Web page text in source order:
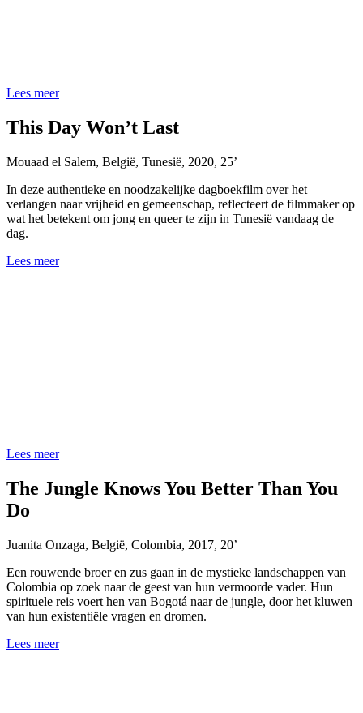
Lees meer
This Day Won’t Last
Mouaad el Salem, België, Tunesië, 2020, 25’
In deze authentieke en noodzakelijke dagboekfilm over het
verlangen naar vrijheid en gemeenschap, reflecteert de filmmaker op
wat het betekent om jong en queer te zijn in Tunesië vandaag de
dag.
Lees meer
Lees meer
The Jungle Knows You Better Than You
Do
Juanita Onzaga, België, Colombia, 2017, 20’
Een rouwende broer en zus gaan in de mystieke landschappen van
Colombia op zoek naar de geest van hun vermoorde vader. Hun
spirituele reis voert hen van Bogotá naar de jungle, door het kluwen
van hun existentiële vragen en dromen.
Lees meer